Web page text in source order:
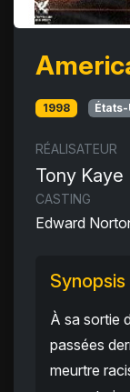
1998
RÉALISATEUR
Tony Kaye
CASTING
Edward
Synopsis
À sa sortie
passées
meurtre